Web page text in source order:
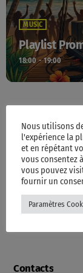
MUSIC
Playlist
18:00 - 19:00
TOP POPULAR
Accueil
Programme
Contacts
Nous utilisons
l'expérience la
et en répétant
vous consentez
vous pouvez
fournir un
Paramètres